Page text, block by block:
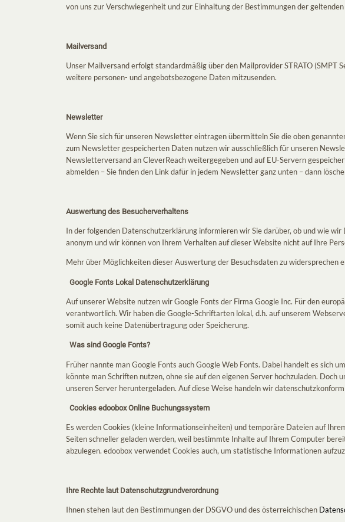
von uns zur Verschwiegenheit und zur Einhaltung der Bestimmungen der
Mailversand
Unser Mailversand erfolgt standardmäßig über den Mailprovider STRATO (SMPT
weitere personen- und angebotsbezogene Daten mitzusenden.
Newsletter
Wenn Sie sich für unseren Newsletter eintragen übermitteln Sie die oben
zum Newsletter gespeicherten Daten nutzen wir ausschließlich für unseren
Newsletterversand an CleverReach weitergegeben und auf EU-Servern
abmelden – Sie finden den Link dafür in jedem Newsletter ganz unten – dann
Auswertung des Besucherverhaltens
In der folgenden Datenschutzerklärung informieren wir Sie darüber, ob und wie
anonym und wir können von Ihrem Verhalten auf dieser Website nicht auf Ihre
Mehr über Möglichkeiten dieser Auswertung der Besuchsdaten zu widersprechen
Google Fonts Lokal Datenschutzerklärung
Auf unserer Website nutzen wir Google Fonts der Firma Google Inc. Für den
verantwortlich. Wir haben die Google-Schriftarten lokal, d.h. auf unserem
somit auch keine Datenübertragung oder Speicherung.
Was sind Google Fonts?
Früher nannte man Google Fonts auch Google Web Fonts. Dabei handelt es sich
könnte man Schriften nutzen, ohne sie auf den eigenen Server hochzuladen.
unseren Server heruntergeladen. Auf diese Weise handeln wir
Cookies edoobox Online Buchungssystem
Es werden Cookies (kleine Informationseinheiten) und temporäre Dateien auf
Seiten schneller geladen werden, weil bestimmte Inhalte auf Ihrem Computer
abzulegen. edoobox verwendet Cookies auch, um statistische Informationen
Ihre Rechte laut Datenschutzgrundverordnung
Ihnen stehen laut den Bestimmungen der DSGVO und des österreichischen